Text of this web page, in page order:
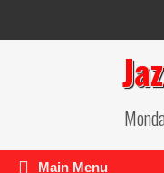
Main Menu